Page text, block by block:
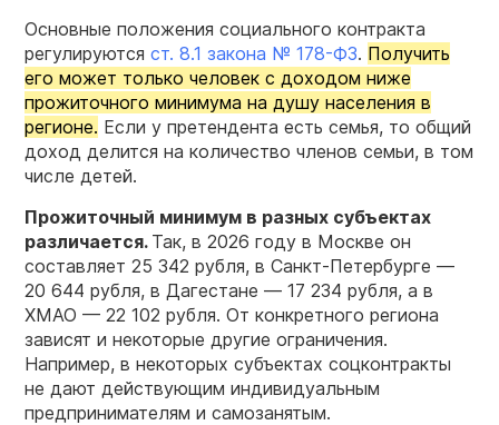
Основные положения социального контракта
регулируются ст. 8.1 закона № 178-ФЗ. Получить
его может только человек с доходом ниже
прожиточного минимума на душу населения в
регионе. Если у претендента есть семья, то общий
доход делится на количество членов семьи, в том
числе детей.
Прожиточный минимум в разных субъектах
различается. Так, в 2026 году в Москве он
составляет 25 342 рубля, в Санкт-Петербурге —
20 644 рубля, в Дагестане — 17 234 рубля, а в
ХМАО — 22 102 рубля. От конкретного региона
зависят и некоторые другие ограничения.
Например, в некоторых субъектах соцконтракты
не дают действующим индивидуальным
предпринимателям и самозанятым.